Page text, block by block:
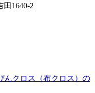
1640-2
クロス（布クロス）の